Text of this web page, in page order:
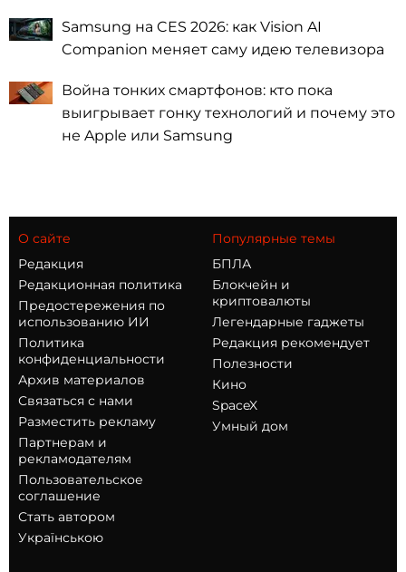
Samsung на CES 2026: как Vision AI
Companion меняет саму идею телевизора
Война тонких смартфонов: кто пока
выигрывает гонку технологий и почему это
не Apple или Samsung
О сайте
Редакция
Редакционная политика
Предостережения по
использованию ИИ
Политика
конфиденциальности
Архив материалов
Связаться с нами
Разместить рекламу
Партнерам и
рекламодателям
Пользовательское
соглашение
Стать автором
Українською
Популярные темы
БПЛА
Блокчейн и
криптовалюты
Легендарные гаджеты
Редакция рекомендует
Полезности
Кино
SpaceX
Умный дом